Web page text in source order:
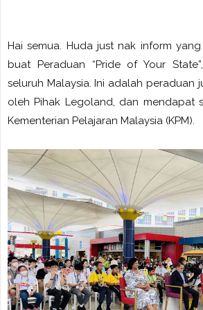
Hai semua. Huda just nak inform
buat Peraduan “Pride of Your
seluruh Malaysia. Ini adalah peraduan
oleh Pihak Legoland, dan mendapat
Kementerian Pelajaran Malaysia (KPM).